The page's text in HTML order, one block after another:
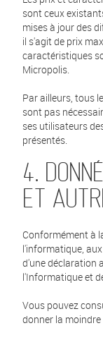
sont ceux
mises à jour des
il s'agit de prix
caractéristiques
Micropolis.
Par ailleurs, tous
sont pas
ses utilisateurs
présentés.
4.
ET
Conformément à
l'informatique,
d'une déclaration
l'Informatique et
Vous pouvez
donner la